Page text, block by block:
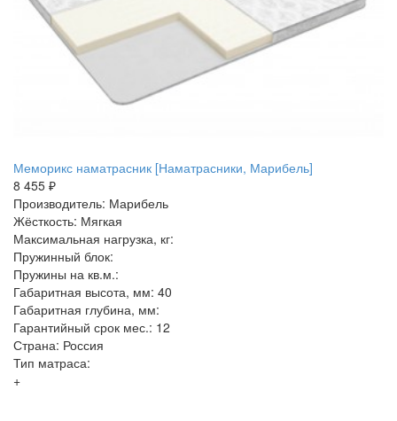
Меморикс наматрасник [Наматрасники, Марибель]
8 455 ₽
Производитель: Марибель
Жёсткость: Мягкая
Максимальная нагрузка, кг:
Пружинный блок:
Пружины на кв.м.:
Габаритная высота, мм: 40
Габаритная глубина, мм:
Гарантийный срок мес.: 12
Страна: Россия
Тип матраса:
+